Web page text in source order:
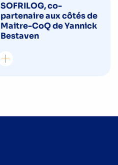
SOFRILOG, co-
partenaire aux côtés de
Maitre-CoQ de Yannick
Bestaven